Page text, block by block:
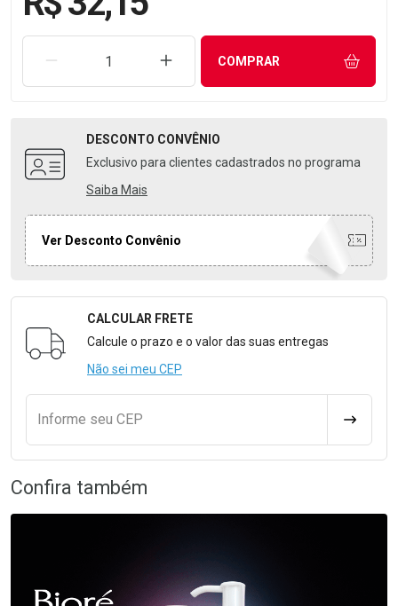
REMOVER UMA UNIDADEAUMENTAR UMA UNIDADE
COMPRAR
DESCONTO CONVÊNIO
Exclusivo para clientes cadastrados no programa
Saiba Mais
Ver Desconto Convênio
Formulário para Calcular o Frete
CALCULAR FRETE
Calcule o prazo e o valor das suas entregas
Não sei meu CEP
Informe seu CEP
Confira também